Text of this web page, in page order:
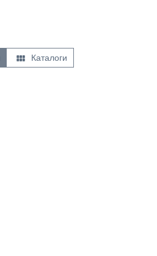
 Каталоги